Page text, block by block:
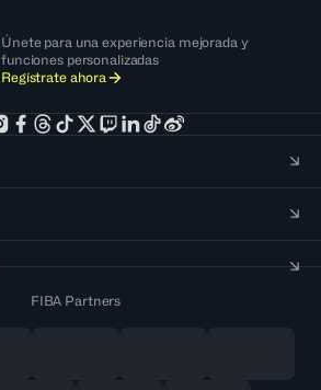
Únete para una experiencia mejorada y
funciones personalizadas
Regístrate ahora
FIBA Partners